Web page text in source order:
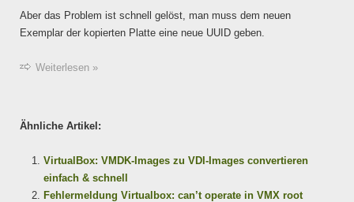
Aber das Problem ist schnell gelöst, man muss dem neuen
Exemplar der kopierten Platte eine neue UUID geben.
Weiterlesen »
Ähnliche Artikel:
VirtualBox: VMDK-Images zu VDI-Images convertieren
einfach & schnell
Fehlermeldung Virtualbox: can’t operate in VMX root